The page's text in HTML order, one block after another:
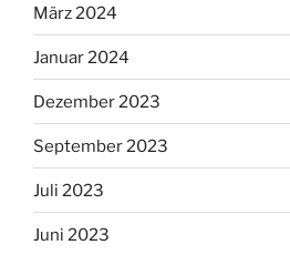
März 2024
Januar 2024
Dezember 2023
September 2023
Juli 2023
Juni 2023